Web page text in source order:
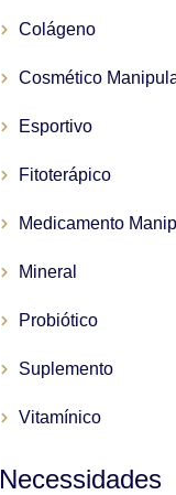
Colágeno
Cosmético
Esportivo
Fitoterápico
Medicamento
Mineral
Probiótico
Suplemento
Vitamínico
Necessidades